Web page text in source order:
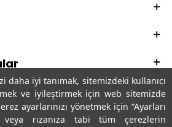
daha iyi tanımak, sitemizdeki kullanıcı
ve iyileştirmek için web sitemizde
ayarlarınızı yönetmek için “Ayarları
veya rızanıza tabi tüm çerezlerin